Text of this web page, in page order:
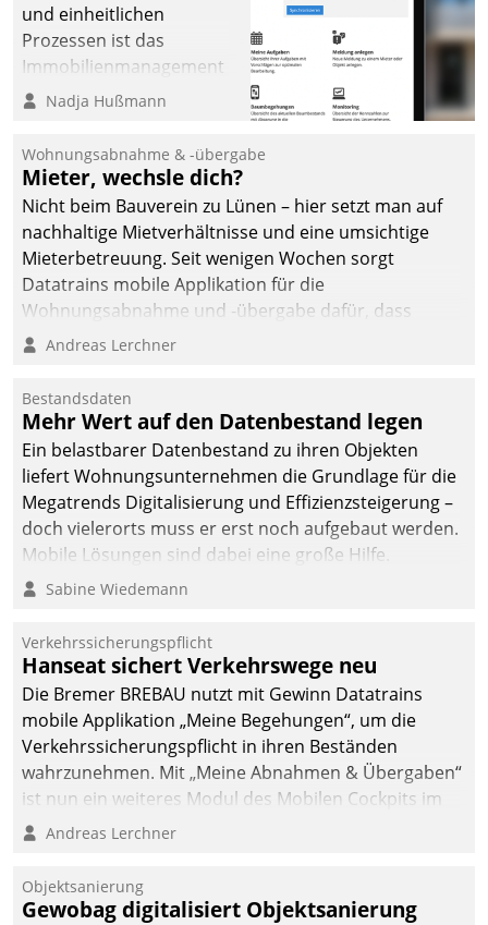
und einheitlichen
Prozessen ist das
Immobilienmanagement
der Bayerischen
Ressort Kapitalanlage für
künftige Aufgaben und
Herausforderungen
gerüstet.
Nadja Hußmann
Wohnungsabnahme & -übergabe
Mieter, wechsle dich?
Nicht beim Bauverein zu Lünen – hier setzt man auf
nachhaltige Mietverhältnisse und eine umsichtige
Mieterbetreuung. Seit wenigen Wochen sorgt
Datatrains mobile Applikation für die
Wohnungsabnahme und -übergabe dafür, dass
Mieter wohlgeordnet kommen und, so es sein muss,
Andreas Lerchner
Bestandsdaten
Mehr Wert auf den Datenbestand legen
Ein belastbarer Datenbestand zu ihren Objekten
liefert Wohnungsunternehmen die Grundlage für die
Megatrends Digitalisierung und Effizienzsteigerung –
doch vielerorts muss er erst noch aufgebaut werden.
Mobile Lösungen sind dabei eine große Hilfe.
Sabine Wiedemann
Verkehrssicherungspflicht
Hanseat sichert Verkehrswege neu
Die Bremer BREBAU nutzt mit Gewinn Datatrains
mobile Applikation „Meine Begehungen“, um die
Verkehrssicherungspflicht in ihren Beständen
wahrzunehmen. Mit „Meine Abnahmen & Übergaben“
ist nun ein weiteres Modul des Mobilen Cockpits im
Einsatz.
Andreas Lerchner
Objektsanierung
Gewobag digitalisiert Objektsanierung